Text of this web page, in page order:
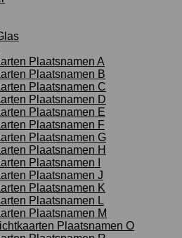
Plaatsnamen A
Plaatsnamen B
Plaatsnamen C
Plaatsnamen D
Plaatsnamen E
Plaatsnamen F
Plaatsnamen G
Plaatsnamen H
Plaatsnamen I
Plaatsnamen J
Plaatsnamen K
Plaatsnamen L
Plaatsnamen M
Plaatsnamen O